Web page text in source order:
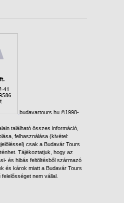
budavartours.hu ©1998-
található összes információ,
felhasználása (kivétel:
csak a Budavár Tours
Tájékoztatjuk, hogy az
és hibás feltöltésből származó
és károk miatt a Budavár Tours
nem vállal.